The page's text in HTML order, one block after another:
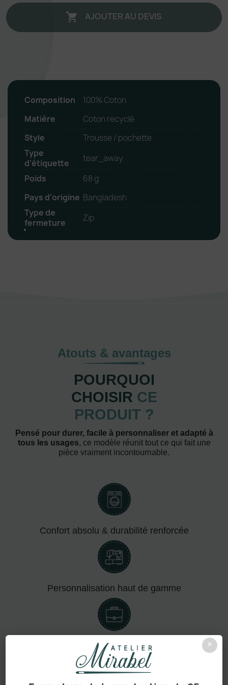
×
 AJOUTER AU DEVIS
Composition
100% Coton
Matière
Coton recyclé
Style
Trousse / pochette
Type
d'étiquette
tear_away
Poids
68 g
Pays d'origine Bangladesh
Type de
fermeture
Zip
Atouts & avantages
POURQUOI
CHOISIR CE
PRODUIT ?
Pensé pour durer, facile à personnaliser et adapté à
tous les usages, ce modèle réunit tout ce qui fait une
pièce vraiment incontournable.
Confort absolu & durabilité renforcée
Personnalisation haut de gamme
Adapté aux pros comme aux particuliers